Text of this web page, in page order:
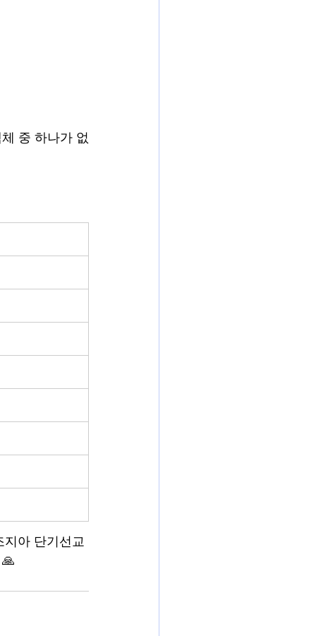
중 하나가 없
지아 단기선교